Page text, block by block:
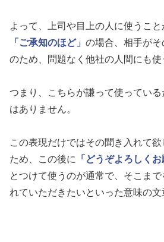
よって、上司や目上の人に使うこ
「ご承知のほど」 の場合、相手がそ
のため、問題なく他社の人間にも使
つまり、こちらが謙って使ってい
はありません。
この表現だけではその聞き入れて
ため、この後に
「どうぞよろしく
とつけて使うのが通常で、そこま
れていただきたいといった意味の文